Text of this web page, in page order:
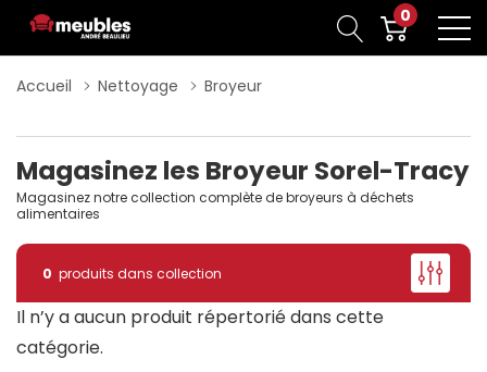
0
Accueil Nettoyage Broyeur
Magasinez les Broyeur Sorel-Tracy
Magasinez notre collection complète de broyeurs à déchets
alimentaires
0 produits dans collection
Il n’y a aucun produit répertorié dans cette
catégorie.